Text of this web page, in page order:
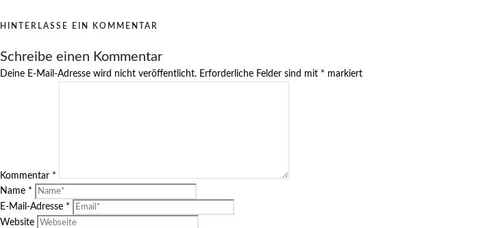
HINTERLASSE EIN KOMMENTAR
Schreibe einen Kommentar
Deine E-Mail-Adresse wird nicht veröffentlicht. Erforderliche Felder sind mit * markiert
Kommentar *
Name *
E-Mail-Adresse *
Website